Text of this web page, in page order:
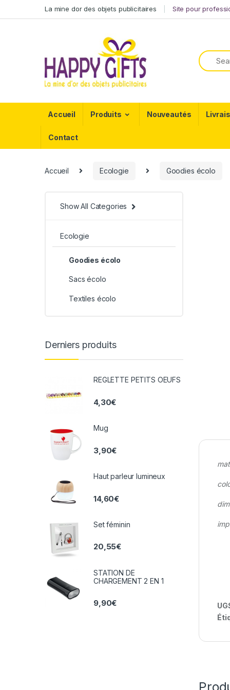
La mine dor des objets publicitaires Site pour
Accueil Produits Nouveautés
Contact
Accueil Ecologie Goodies écolo
Show All Categories
Ecologie
Goodies écolo
Sacs écolo
Textiles écolo
Derniers produits
REGLETTE PETITS OEUFS
4,30€
Mug
3,90€
Haut parleur lumineux
14,60€
Set féminin
20,55€
STATION DE
CHARGEMENT 2 EN 1
9,90€